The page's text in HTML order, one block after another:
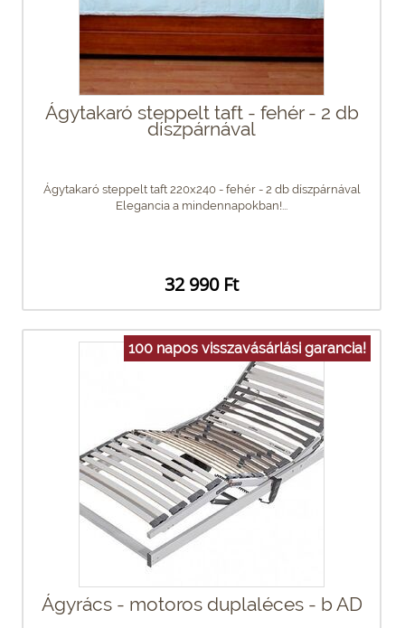
Ágytakaró steppelt taft - fehér - 2 db
díszpárnával
Ágytakaró steppelt taft 220x240 - fehér - 2 db díszpárnával
Elegancia a mindennapokban!...
32 990 Ft
100 napos visszavásárlási garancia!
Ágyrács - motoros duplaléces - b AD